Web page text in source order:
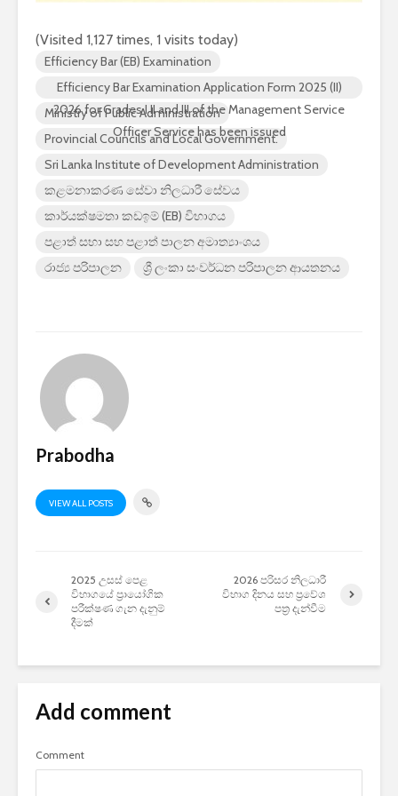
(Visited 1,127 times, 1 visits today)
Efficiency Bar (EB) Examination
Efficiency Bar Examination Application Form 2025 (II)
2026 for Grades I II and III of the Management Service
Officer Service has been issued
Ministry of Public Administration
Provincial Councils and Local Government.
Sri Lanka Institute of Development Administration
කළමනාකරණ සේවා නිලධාරී සේවය
කාර්යක්ෂමතා කඩඉම් (EB) විභාගය
පළාත් සභා සහ පළාත් පාලන අමාත්‍යාංශය
රාජ්‍ය පරිපාලන
ශ්‍රී ලංකා සංවර්ධන පරිපාලන ආයතනය
Prabodha
VIEW ALL POSTS
2025 උසස් පෙළ
විභාගයේ ප්‍රායෝගික
පරීක්ෂණ ගැන දැනුම්
දීමක්
2026 පරිසර නිලධාරී
විභාග දිනය සහ ප්‍රවේශ
පත්‍ර දැන්වීම
Add comment
Comment